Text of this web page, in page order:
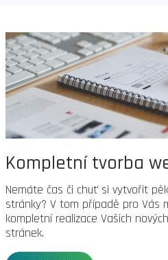
Kompletní tvorba
Nemáte čas či chuť si vytvořit
stránky? V tom případě pro Vás
kompletní realizace Vašich
stránek.